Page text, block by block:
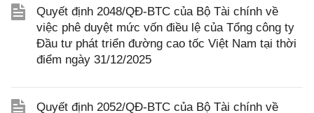
Quyết định 2048/QĐ-BTC của Bộ Tài chính về
việc phê duyệt mức vốn điều lệ của Tổng công ty
Đầu tư phát triển đường cao tốc Việt Nam tại thời
điểm ngày 31/12/2025
Quyết định 2052/QĐ-BTC của Bộ Tài chính về